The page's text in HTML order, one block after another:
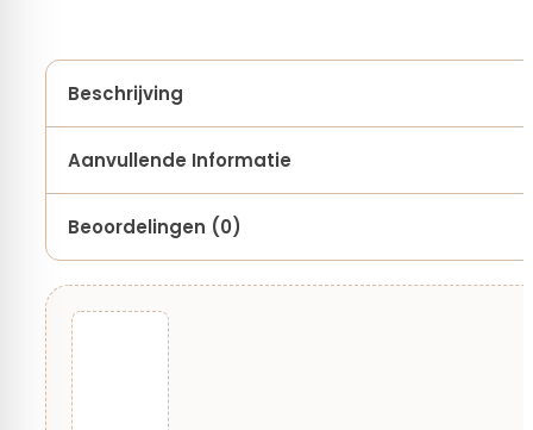
Beschrijving
Aanvullende Informatie
Merk
Lopi
Beoordelingen (0)
Er zijn nog geen beoordelingen.